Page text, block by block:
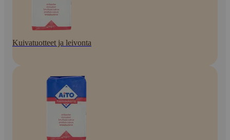
Kuivatuotteet ja leivonta